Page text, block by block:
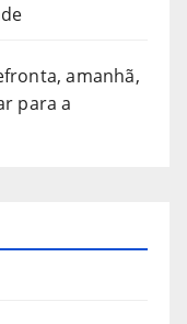
amanhã,
para a